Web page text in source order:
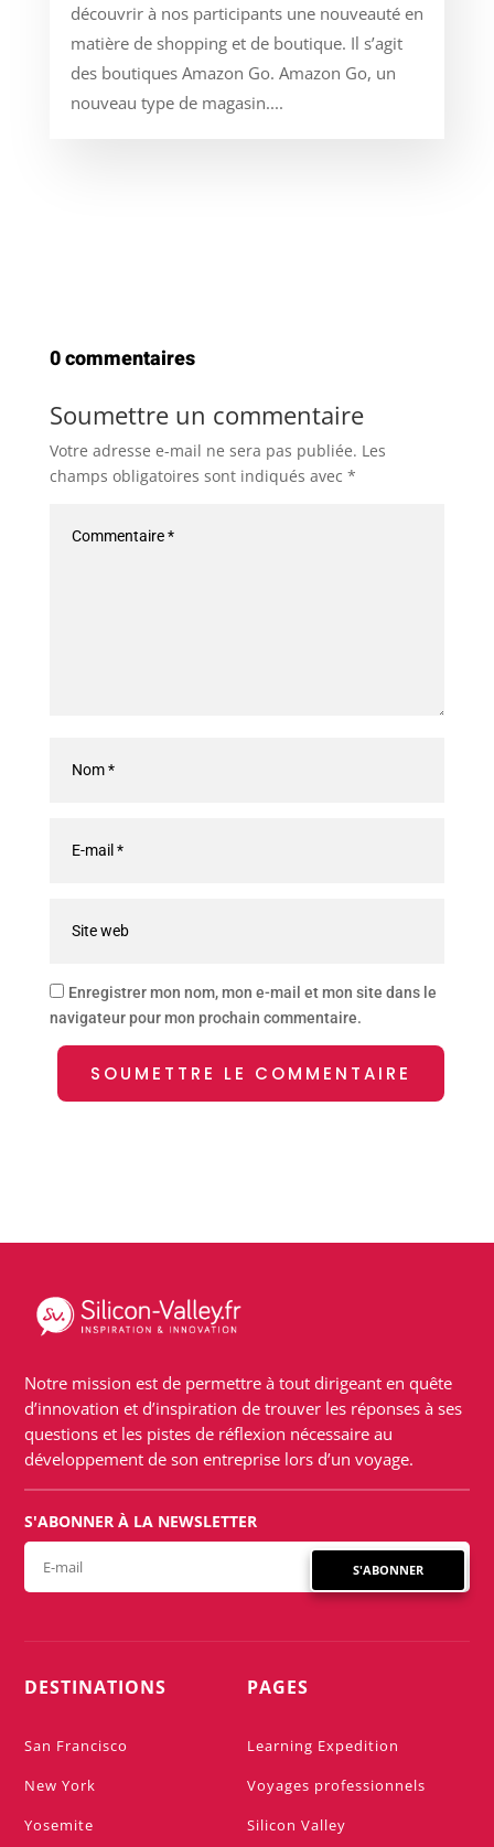
découvrir à nos participants une nouveauté en
matière de shopping et de boutique. Il s’agit
des boutiques Amazon Go. Amazon Go, un
nouveau type de magasin....
0 commentaires
Soumettre un commentaire
Votre adresse e-mail ne sera pas publiée. Les
champs obligatoires sont indiqués avec *
Enregistrer mon nom, mon e-mail et mon site dans le
navigateur pour mon prochain commentaire.
SOUMETTRE LE COMMENTAIRE
Notre mission est de permettre à tout dirigeant en quête
d’innovation et d’inspiration de trouver les réponses à ses
questions et les pistes de réflexion nécessaire au
développement de son entreprise lors d’un voyage.
S'ABONNER À LA NEWSLETTER
S'ABONNER
DESTINATIONS
San Francisco
New York
Yosemite
PAGES
Learning Expedition
Voyages professionnels
Silicon Valley